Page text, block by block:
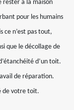
rester à la maison
pour les humains
ce n’est pas tout,
que le décollage de
d’un toit.
de réparation.
de votre toit.